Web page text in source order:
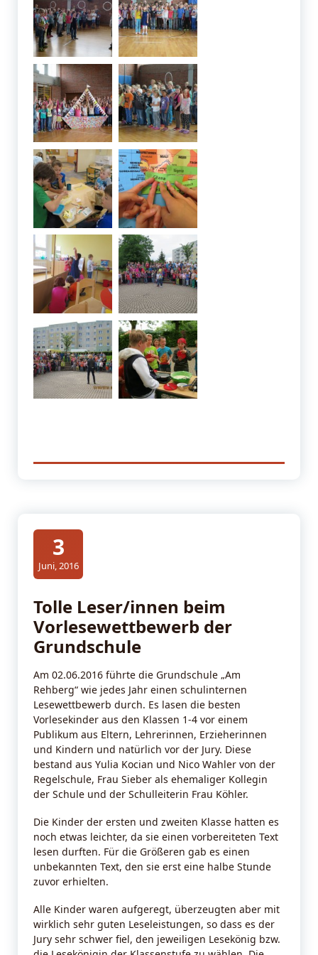
3
Juni, 2016
Tolle Leser/innen beim
Vorlesewettbewerb der
Grundschule
Am 02.06.2016 führte die Grundschule „Am
Rehberg“ wie jedes Jahr einen schulinternen
Lesewettbewerb durch. Es lasen die besten
Vorlesekinder aus den Klassen 1-4 vor einem
Publikum aus Eltern, Lehrerinnen, Erzieherinnen
und Kindern und natürlich vor der Jury. Diese
bestand aus Yulia Kocian und Nico Wahler von der
Regelschule, Frau Sieber als ehemaliger Kollegin
der Schule und der Schulleiterin Frau Köhler.
Die Kinder der ersten und zweiten Klasse hatten es
noch etwas leichter, da sie einen vorbereiteten Text
lesen durften. Für die Größeren gab es einen
unbekannten Text, den sie erst eine halbe Stunde
zuvor erhielten.
Alle Kinder waren aufgeregt, überzeugten aber mit
wirklich sehr guten Leseleistungen, so dass es der
Jury sehr schwer fiel, den jeweiligen Lesekönig bzw.